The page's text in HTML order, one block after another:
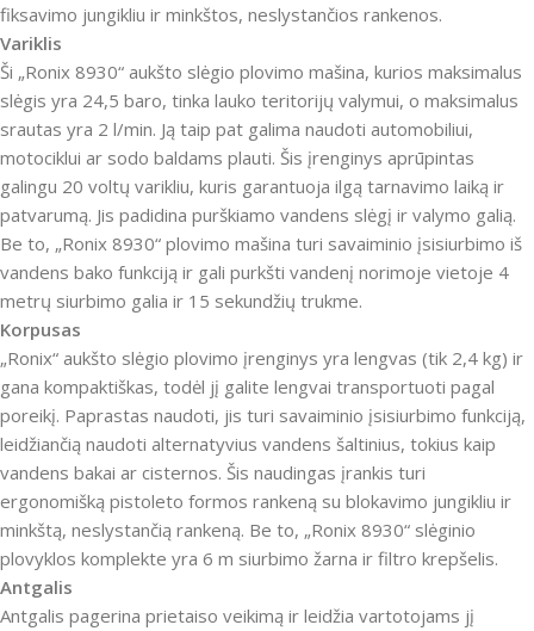
fiksavimo jungikliu ir minkštos, neslystančios rankenos.
Variklis
Ši „Ronix 8930“ aukšto slėgio plovimo mašina, kurios maksimalus
slėgis yra 24,5 baro, tinka lauko teritorijų valymui, o maksimalus
srautas yra 2 l/min. Ją taip pat galima naudoti automobiliui,
motociklui ar sodo baldams plauti. Šis įrenginys aprūpintas
galingu 20 voltų varikliu, kuris garantuoja ilgą tarnavimo laiką ir
patvarumą. Jis padidina purškiamo vandens slėgį ir valymo galią.
Be to, „Ronix 8930“ plovimo mašina turi savaiminio įsisiurbimo iš
vandens bako funkciją ir gali purkšti vandenį norimoje vietoje 4
metrų siurbimo galia ir 15 sekundžių trukme.
Korpusas
„Ronix“ aukšto slėgio plovimo įrenginys yra lengvas (tik 2,4 kg) ir
gana kompaktiškas, todėl jį galite lengvai transportuoti pagal
poreikį. Paprastas naudoti, jis turi savaiminio įsisiurbimo funkciją,
leidžiančią naudoti alternatyvius vandens šaltinius, tokius kaip
vandens bakai ar cisternos. Šis naudingas įrankis turi
ergonomišką pistoleto formos rankeną su blokavimo jungikliu ir
minkštą, neslystančią rankeną. Be to, „Ronix 8930“ slėginio
plovyklos komplekte yra 6 m siurbimo žarna ir filtro krepšelis.
Antgalis
Antgalis pagerina prietaiso veikimą ir leidžia vartotojams jį